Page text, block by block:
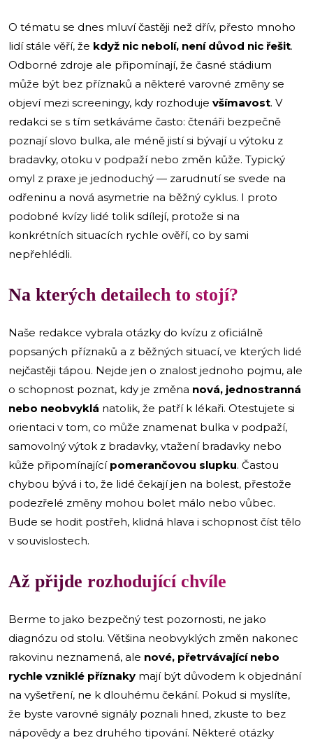
O tématu se dnes mluví častěji než dřív, přesto mnoho
lidí stále věří, že když nic nebolí, není důvod nic řešit.
Odborné zdroje ale připomínají, že časné stádium
může být bez příznaků a některé varovné změny se
objeví mezi screeningy, kdy rozhoduje všímavost. V
redakci se s tím setkáváme často: čtenáři bezpečně
poznají slovo bulka, ale méně jistí si bývají u výtoku z
bradavky, otoku v podpaží nebo změn kůže. Typický
omyl z praxe je jednoduchý — zarudnutí se svede na
odřeninu a nová asymetrie na běžný cyklus. I proto
podobné kvízy lidé tolik sdílejí, protože si na
konkrétních situacích rychle ověří, co by sami
nepřehlédli.
Na kterých detailech to stojí?
Naše redakce vybrala otázky do kvízu z oficiálně
popsaných příznaků a z běžných situací, ve kterých lidé
nejčastěji tápou. Nejde jen o znalost jednoho pojmu, ale
o schopnost poznat, kdy je změna nová, jednostranná
nebo neobvyklá natolik, že patří k lékaři. Otestujete si
orientaci v tom, co může znamenat bulka v podpaží,
samovolný výtok z bradavky, vtažení bradavky nebo
kůže připomínající pomerančovou slupku. Častou
chybou bývá i to, že lidé čekají jen na bolest, přestože
podezřelé změny mohou bolet málo nebo vůbec.
Bude se hodit postřeh, klidná hlava i schopnost číst tělo
v souvislostech.
Až přijde rozhodující chvíle
Berme to jako bezpečný test pozornosti, ne jako
diagnózu od stolu. Většina neobvyklých změn nakonec
rakovinu neznamená, ale nové, přetrvávající nebo
rychle vzniklé příznaky mají být důvodem k objednání
na vyšetření, ne k dlouhému čekání. Pokud si myslíte,
že byste varovné signály poznali hned, zkuste to bez
nápovědy a bez druhého tipování. Některé otázky